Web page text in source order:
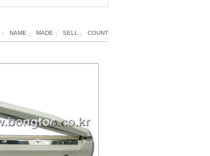
NAME MADE SELL COUNT